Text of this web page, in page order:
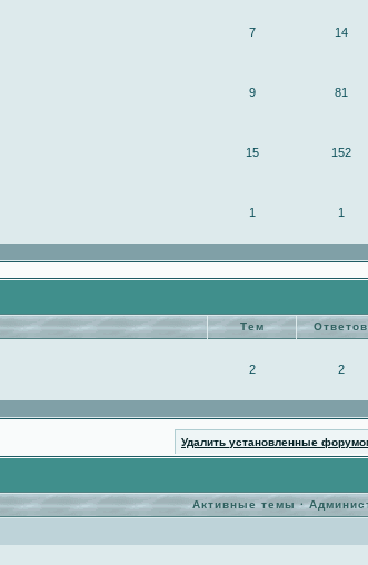
7 14
9 81
15 152
1 1
Тем Ответов
2 2
Удалить установленные
Активные темы·